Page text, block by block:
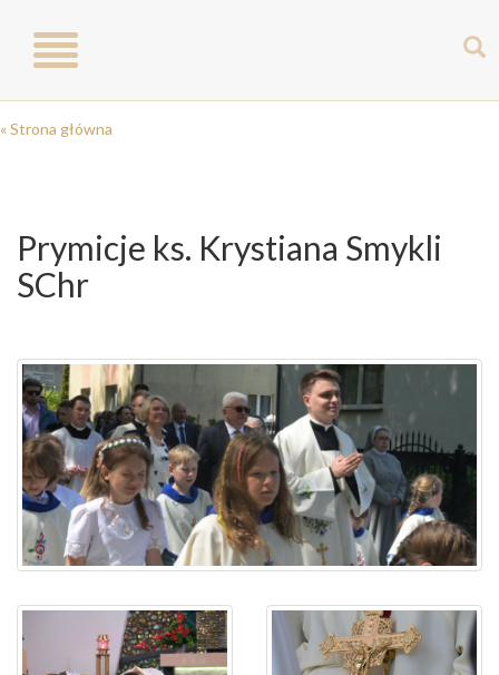
Toggle
navigation
« Strona główna
Prymicje ks. Krystiana Smykli
SChr